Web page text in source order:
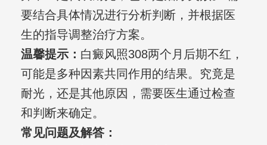
要结合具体情况进行分析判断，并根据医
生的指导调整治疗方案。
温馨提示： 白癜风照308两个月后期不红，
可能是多种因素共同作用的结果。究竟是
耐光，还是其他原因，需要医生通过检查
和判断来确定。
常见问题及解答：